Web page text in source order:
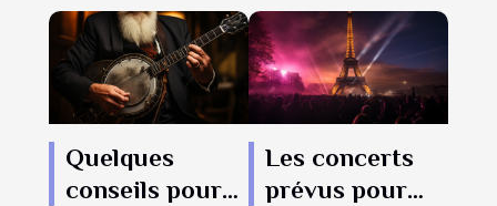
Quelques
conseils pour
Les concerts
prévus pour